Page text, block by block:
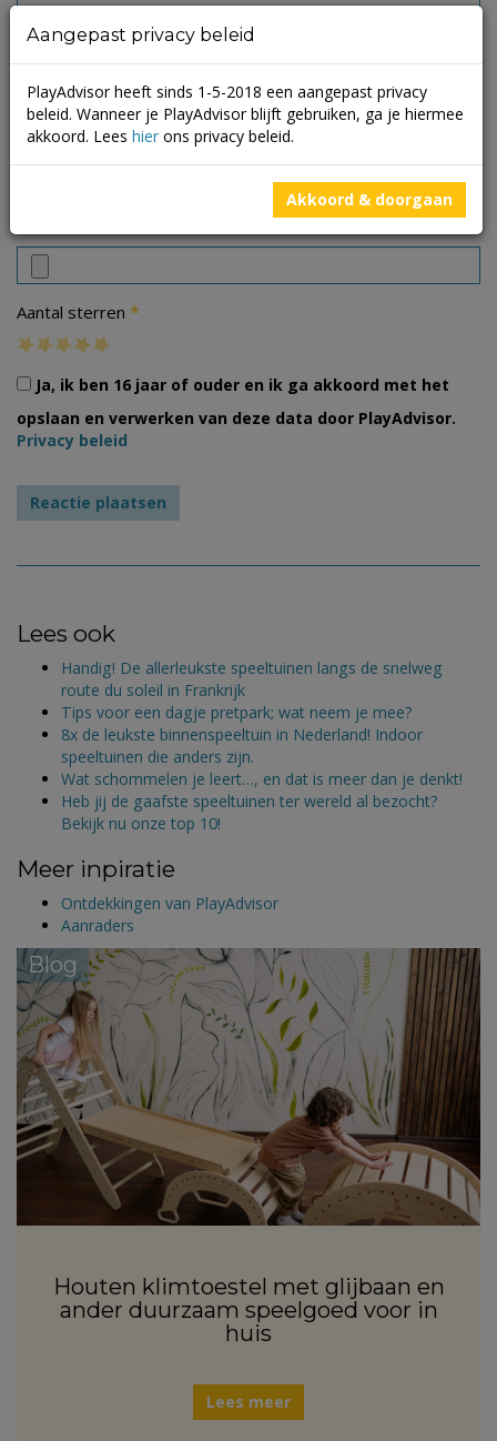
Aantal sterren *
Ja, ik ben 16 jaar of ouder en ik ga akkoord met het
opslaan en verwerken van deze data door PlayAdvisor.
Privacy beleid
Lees ook
Handig! De allerleukste speeltuinen langs de snelweg
route du soleil in Frankrijk
Tips voor een dagje pretpark; wat neem je mee?
8x de leukste binnenspeeltuin in Nederland! Indoor
speeltuinen die anders zijn.
Wat schommelen je leert…, en dat is meer dan je denkt!
Heb jij de gaafste speeltuinen ter wereld al bezocht?
Bekijk nu onze top 10!
Meer inpiratie
Ontdekkingen van PlayAdvisor
Aanraders
Blog
Houten klimtoestel met glijbaan en
ander duurzaam speelgoed voor in
huis
Lees meer
Aangepast privacy beleid
PlayAdvisor heeft sinds 1-5-2018 een aangepast privacy
beleid. Wanneer je PlayAdvisor blijft gebruiken, ga je hiermee
akkoord. Lees hier ons privacy beleid.
Akkoord & doorgaan